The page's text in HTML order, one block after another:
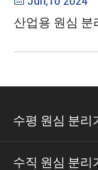
산업용 원심 분
수평 원심 분리
수직 원심 분리